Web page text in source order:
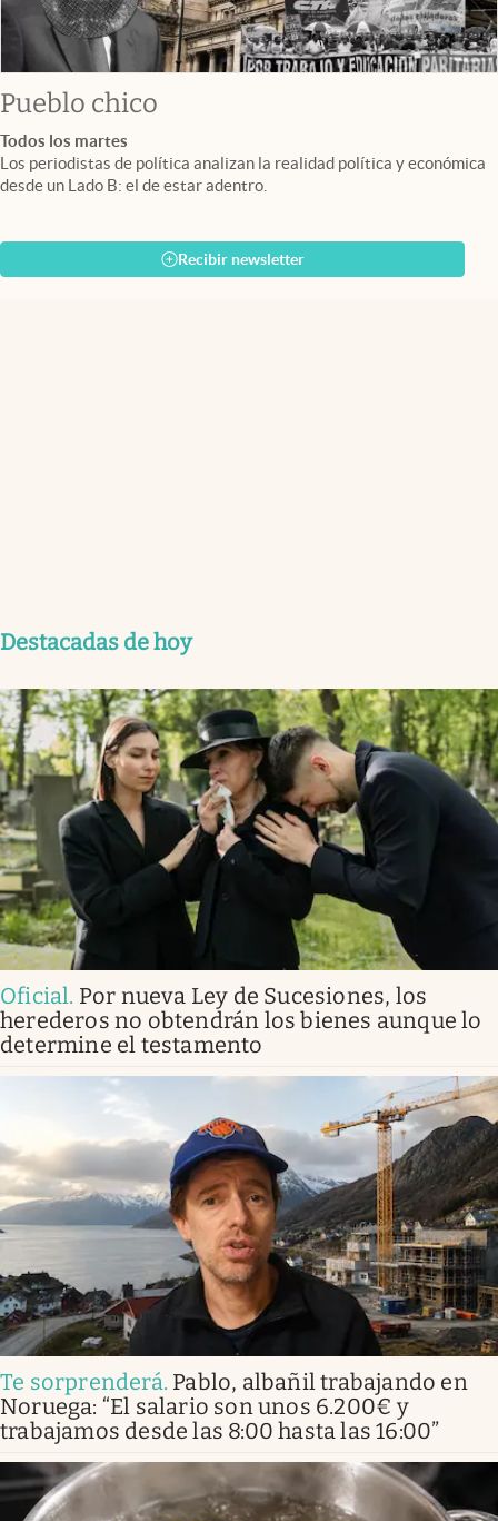
Pueblo chico
Todos los martes
Los periodistas de política analizan la realidad política y económica
desde un Lado B: el de estar adentro.
Recibir newsletter
Destacadas de hoy
Oficial. Por nueva Ley de Sucesiones, los
herederos no obtendrán los bienes aunque lo
determine el testamento
Te sorprenderá. Pablo, albañil trabajando en
Noruega: “El salario son unos 6.200€ y
trabajamos desde las 8:00 hasta las 16:00”